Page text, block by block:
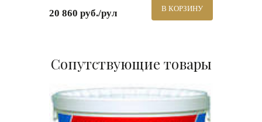
20 860 руб./рул В КОРЗИНУ
Сопутствующие товары